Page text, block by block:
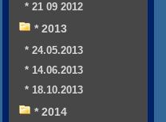
* 21 09 2012
* 2013
* 24.05.2013
* 14.06.2013
* 18.10.2013
* 2014